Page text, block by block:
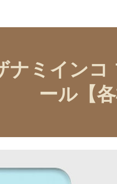
ナミイン
ール【